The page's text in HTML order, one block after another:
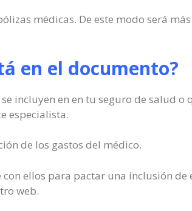
médicas. De este modo será
en el documento?
incluyen en en tu seguro de salud o
especialista.
de los gastos del médico.
ellos para pactar una inclusión de
web.